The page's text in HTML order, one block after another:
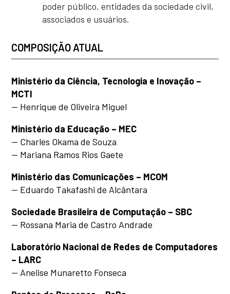
poder público, entidades da sociedade civil,
associados e usuários.
COMPOSIÇÃO ATUAL
Ministério da Ciência, Tecnologia e Inovação –
MCTI
— Henrique de Oliveira Miguel
Ministério da Educação – MEC
— Charles Okama de Souza
— Mariana Ramos Rios Gaete
Ministério das Comunicações – MCOM
— Eduardo Takafashi de Alcântara
Sociedade Brasileira de Computação – SBC
— Rossana Maria de Castro Andrade
Laboratório Nacional de Redes de Computadores
– LARC
— Anelise Munaretto Fonseca